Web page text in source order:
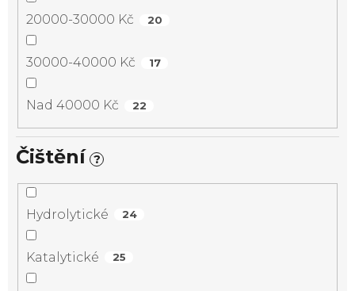
20000-30000 Kč 20
30000-40000 Kč 17
Nad 40000 Kč 22
Čištění ?
Hydrolytické 24
Katalytické 25